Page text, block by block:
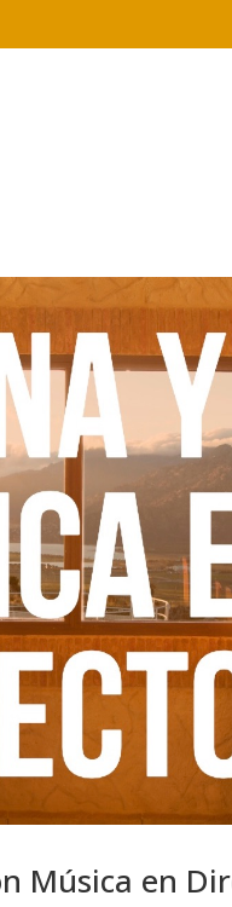
Música en